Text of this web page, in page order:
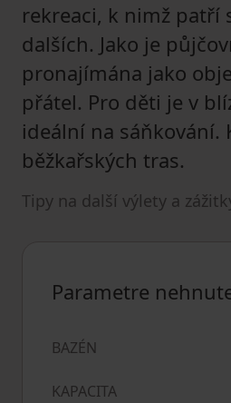
rekreaci, k nimž patří
dalších. Jako je
pronajímána jako
přátel. Pro děti je v
ideální na sáňkování.
běžkařských tras.
Tipy na další výlety a
Parametre
BAZÉN
KAPACITA